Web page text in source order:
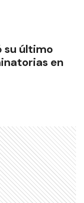
su último
en